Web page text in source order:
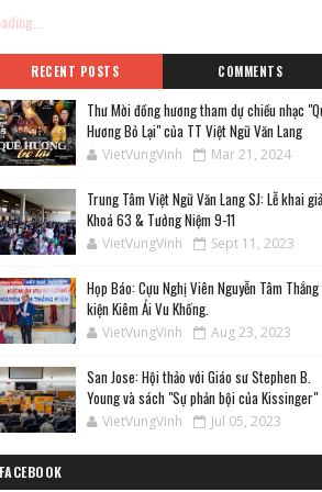
RECENT POSTS COMMENTS
Thư Mời đồng hương tham dự chiều nhạc
Hương Bỏ Lại" của TT Việt Ngữ Văn Lang
VietVungVinh Mar 21, 2024
Trung Tâm Việt Ngữ Văn Lang SJ: Lễ khai
Khoá 63 & Tưởng Niệm 9-11
VietVungVinh Sept 11, 2023
Họp Báo: Cựu Nghị Viên Nguyễn Tâm Thắng
kiện Kiêm Ái Vu Khống.
VietVungVinh Aug 23, 2023
San Jose: Hội thảo với Giáo sư Stephen B.
Young và sách "Sự phản bội của Kissinger"
VietVungVinh Jul 05, 2023